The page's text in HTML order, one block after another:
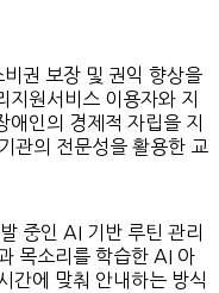
권 보장 및 권익 향상을
원서비스 이용자와 지
인의 경제적 자립을 지
관의 전문성을 활용한 교
중인 AI 기반 루틴 관리
목소리를 학습한 AI 아
간에 맞춰 안내하는 방식